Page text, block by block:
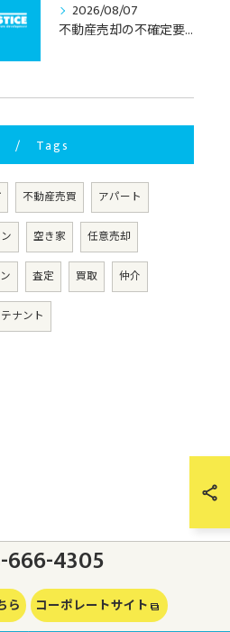
2026/08/07
不動産売却の不確定要素と栃木県宇都宮市で押さえるべきリスク回避術
Tags
不動産売買 アパート
空き家 任意売却
査定 買取 仲介
テナント
666-4305
ら コーポレートサイト